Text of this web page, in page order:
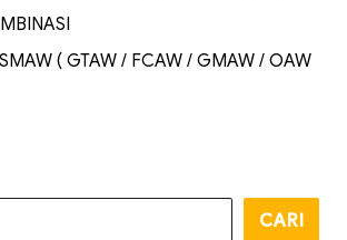
( GTAW / FCAW / GMAW / OAW
CARI